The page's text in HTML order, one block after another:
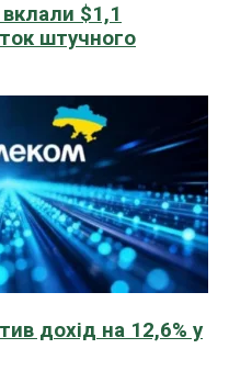
$1,1
штучного
дохід на 12,6% у